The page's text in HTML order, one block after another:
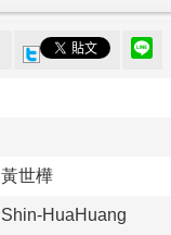
黃世樺
Shin-HuaHuang